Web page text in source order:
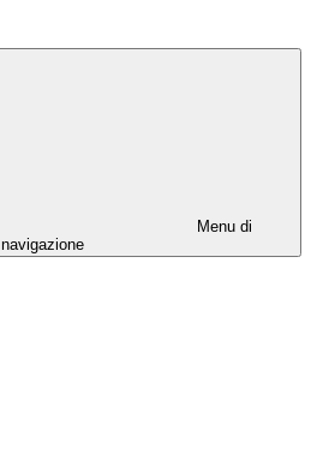
Menu di
navigazione